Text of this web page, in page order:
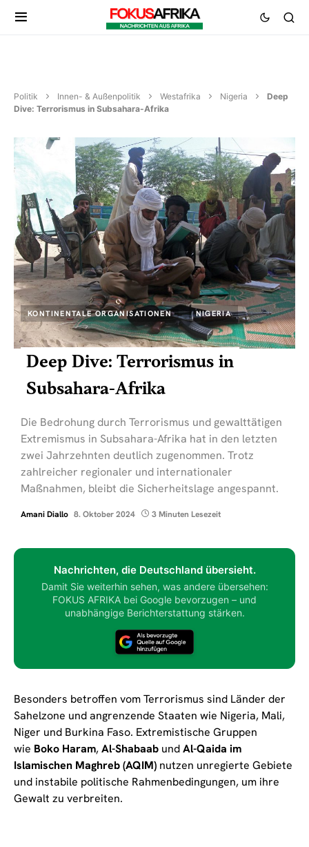
Politik Innen- & Außenpolitik Westafrika Nigeria
Deep
Dive: Terrorismus in Subsahara-Afrika
KONTINENTALE ORGANISATIONEN NIGERIA
Deep Dive: Terrorismus in
Subsahara-Afrika
Die Bedrohung durch Terrorismus und gewalttätigen
Extremismus in Subsahara-Afrika hat in den letzten
zwei Jahrzehnten deutlich zugenommen. Trotz
zahlreicher regionaler und internationaler
Maßnahmen, bleibt die Sicherheitslage angespannt.
Amani Diallo 8. Oktober 2024 3 Minuten Lesezeit
Nachrichten, die Deutschland übersieht.
Damit Sie weiterhin sehen, was andere übersehen:
FOKUS AFRIKA bei Google bevorzugen – und
unabhängige Berichterstattung stärken.
Besonders betroffen vom Terrorismus sind Länder der
Sahelzone und angrenzende Staaten wie Nigeria, Mali,
Niger und Burkina Faso. Extremistische Gruppen
wie Boko Haram,Al-Shabaab undAl-Qaida im
Islamischen Maghreb (AQIM) nutzen unregierte Gebiete
und instabile politische Rahmenbedingungen, um ihre
Gewalt zu verbreiten.